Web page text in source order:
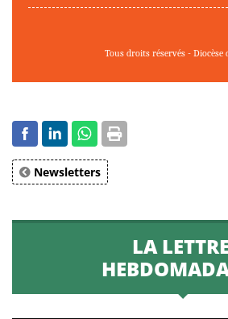
Tous droits réservés - Diocèse
Newsletters
LA LETTRE